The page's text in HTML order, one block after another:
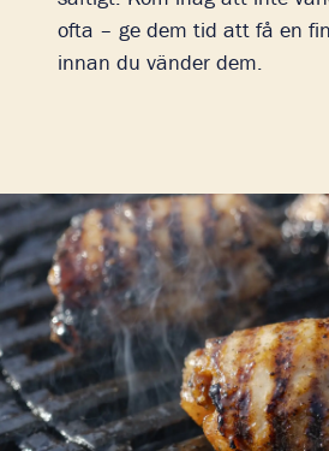
ofta – ge dem tid att få en
innan du vänder dem.